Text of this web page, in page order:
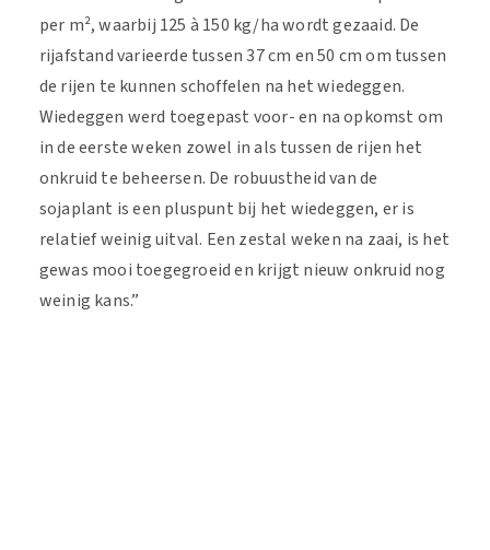
per m², waarbij 125 à 150 kg/ha wordt gezaaid. De
rijafstand varieerde tussen 37 cm en 50 cm om tussen
de rijen te kunnen schoffelen na het wiedeggen.
Wiedeggen werd toegepast voor- en na opkomst om
in de eerste weken zowel in als tussen de rijen het
onkruid te beheersen. De robuustheid van de
sojaplant is een pluspunt bij het wiedeggen, er is
relatief weinig uitval. Een zestal weken na zaai, is het
gewas mooi toegegroeid en krijgt nieuw onkruid nog
weinig kans.”